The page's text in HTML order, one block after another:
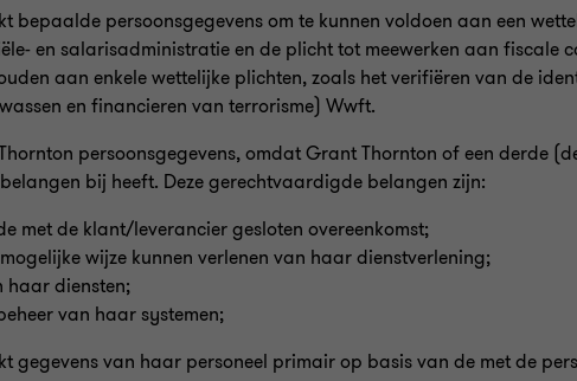
bepaalde persoonsgegevens om te kunnen voldoen aan een
en salarisadministratie en de plicht tot meewerken aan fiscale
aan enkele wettelijke plichten, zoals het verifiëren van de
en financieren van terrorisme) Wwft.
persoonsgegevens, omdat Grant Thornton of een derde
bij heeft. Deze gerechtvaardigde belangen zijn:
met de klant/leverancier gesloten overeenkomst;
wijze kunnen verlenen van haar dienstverlening;
haar diensten;
van haar systemen;
gegevens van haar personeel primair op basis van de met de